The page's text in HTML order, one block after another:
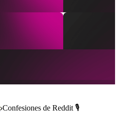
Confesiones de Reddit 🎙️